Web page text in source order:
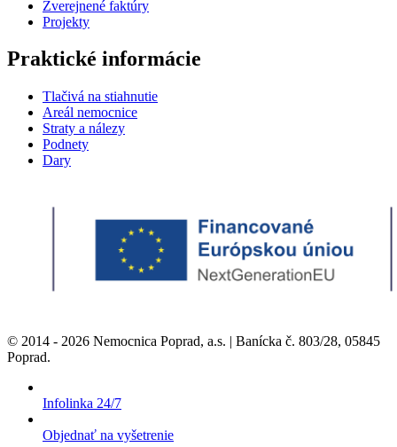
Zverejnené faktúry
Projekty
Praktické informácie
Tlačivá na stiahnutie
Areál nemocnice
Straty a nálezy
Podnety
Dary
© 2014 - 2026 Nemocnica Poprad, a.s. | Banícka č. 803/28, 05845
Poprad.
Infolinka 24/7
Objednať na vyšetrenie